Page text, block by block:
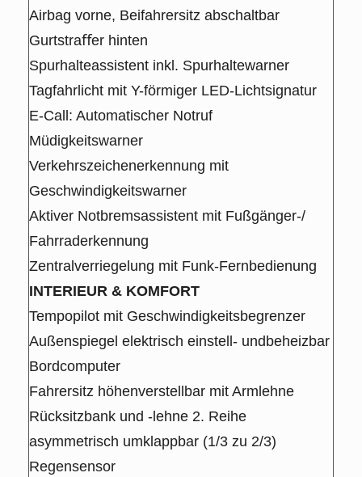
Airbag vorne, Beifahrersitz abschaltbar
Gurtstraﬀer hinten
Spurhalteassistent inkl. Spurhaltewarner
Tagfahrlicht mit Y-förmiger LED-Lichtsignatur
E-Call: Automatischer Notruf
Müdigkeitswarner
Verkehrszeichenerkennung mit
Geschwindigkeitswarner
Aktiver Notbremsassistent mit Fußgänger-/
Fahrraderkennung
Zentralverriegelung mit Funk-Fernbedienung
INTERIEUR & KOMFORT
Tempopilot mit Geschwindigkeitsbegrenzer
Außenspiegel elektrisch einstell- undbeheizbar
Bordcomputer
Fahrersitz höhenverstellbar mit Armlehne
Rücksitzbank und -lehne 2. Reihe
asymmetrisch umklappbar (1/3 zu 2/3)
Regensensor